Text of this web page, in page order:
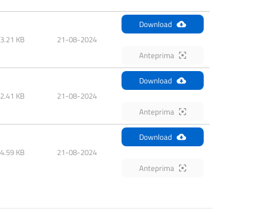
KB 21-08-2024
Download
Anteprima
KB 21-08-2024
Download
Anteprima
KB 21-08-2024
Download
Anteprima